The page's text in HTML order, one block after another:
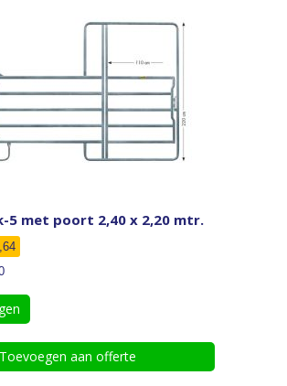
5 met poort 2,40 x 2,20 mtr.
Toevoegen aan offerte